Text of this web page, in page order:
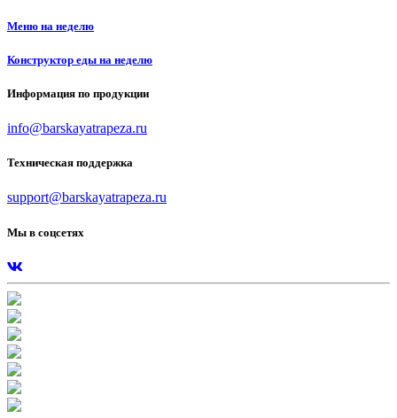
Меню на неделю
Конструктор еды на неделю
Информация по продукции
info@barskayatrapeza.ru
Техническая поддержка
support@barskayatrapeza.ru
Мы в соцсетях